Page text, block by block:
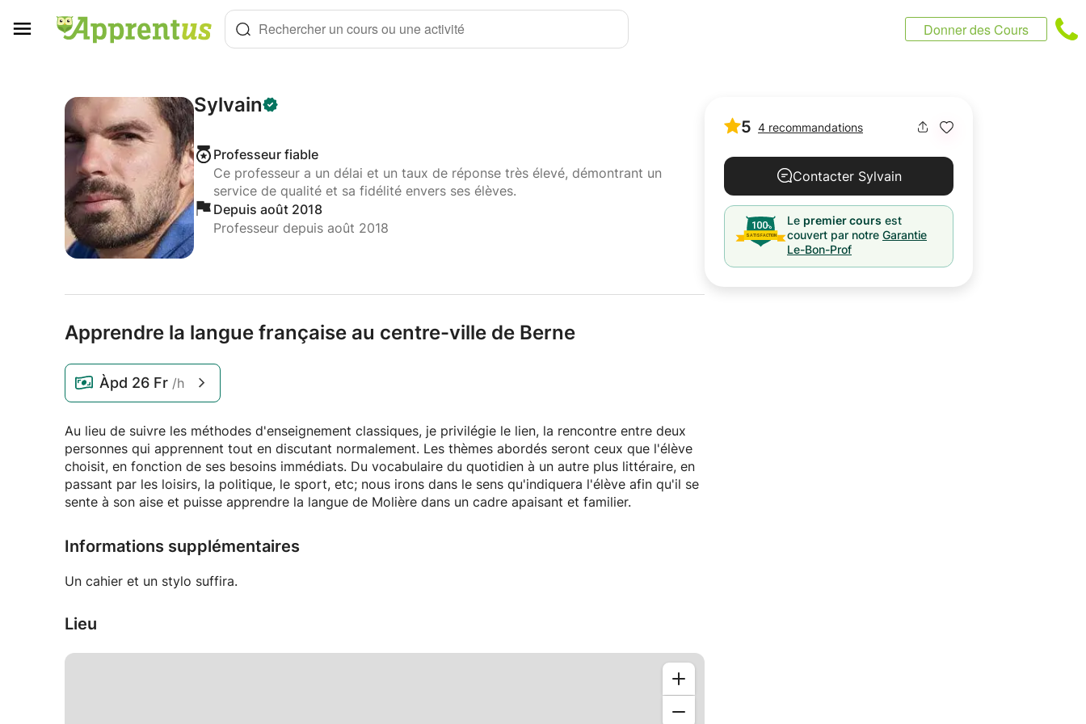
Rechercher un cours ou une activité Donner des Cours
Sylvain
Professeur fiable
Ce professeur a un délai et un taux de réponse très élevé, démontrant un
service de qualité et sa fidélité envers ses élèves.
Depuis août 2018
Professeur depuis août 2018
Apprendre la langue française au centre-ville de Berne
Àpd 26 Fr /h
Au lieu de suivre les méthodes d'enseignement classiques, je privilégie le lien, la rencontre entre deux
personnes qui apprennent tout en discutant normalement. Les thèmes abordés seront ceux que l'élève
choisit, en fonction de ses besoins immédiats. Du vocabulaire du quotidien à un autre plus littéraire, en
passant par les loisirs, la politique, le sport, etc; nous irons dans le sens qu'indiquera l'élève afin qu'il se
sente à son aise et puisse apprendre la langue de Molière dans un cadre apaisant et familier.
Informations supplémentaires
Un cahier et un stylo suffira.
Lieu
5 4 recommandations
Contacter Sylvain
Le premier cours est
couvert par notre Garantie
Le-Bon-Prof